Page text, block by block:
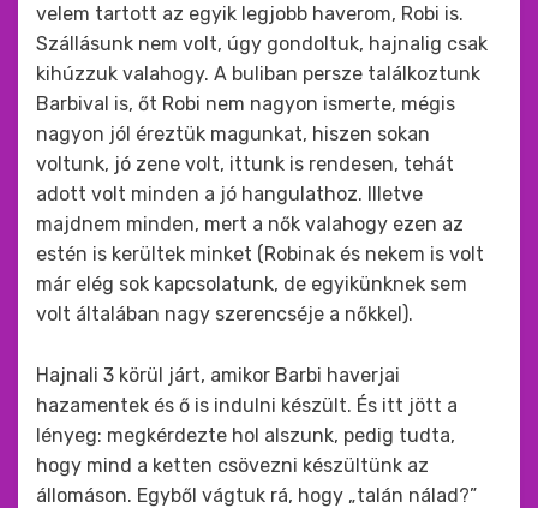
velem tartott az egyik legjobb haverom, Robi is.
Szállásunk nem volt, úgy gondoltuk, hajnalig csak
kihúzzuk valahogy. A buliban persze találkoztunk
Barbival is, őt Robi nem nagyon ismerte, mégis
nagyon jól éreztük magunkat, hiszen sokan
voltunk, jó zene volt, ittunk is rendesen, tehát
adott volt minden a jó hangulathoz. Illetve
majdnem minden, mert a nők valahogy ezen az
estén is kerültek minket (Robinak és nekem is volt
már elég sok kapcsolatunk, de egyikünknek sem
volt általában nagy szerencséje a nőkkel).
Hajnali 3 körül járt, amikor Barbi haverjai
hazamentek és ő is indulni készült. És itt jött a
lényeg: megkérdezte hol alszunk, pedig tudta,
hogy mind a ketten csövezni készültünk az
állomáson. Egyből vágtuk rá, hogy „talán nálad?”